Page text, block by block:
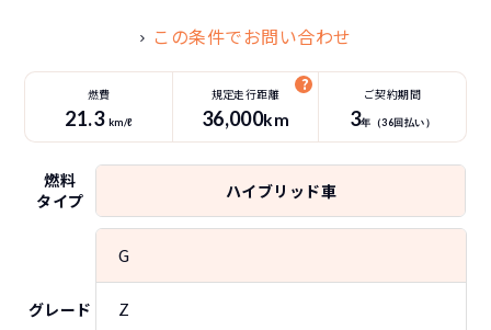
この条件でお問い合わせ
燃費
21.3 km/ℓ
規定走行距離
36,000km
ご契約期間
3年（36回払い）
燃料
タイプ
ハイブリッド車
グレード
G
Z